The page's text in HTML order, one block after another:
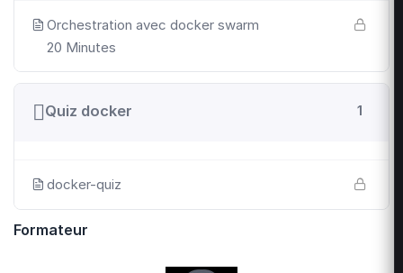
Orchestration avec docker swarm
20 Minutes
Quiz docker 1
docker-quiz
Formateur